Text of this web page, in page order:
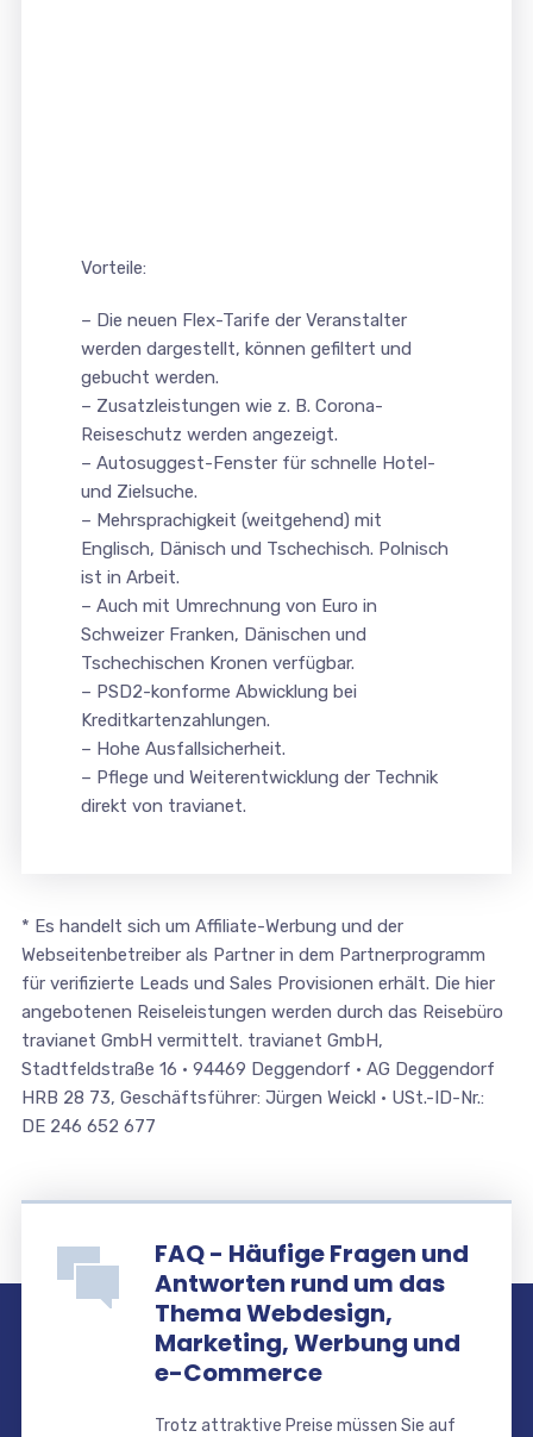
Vorteile:
– Die neuen Flex-Tarife der Veranstalter
werden dargestellt, können gefiltert und
gebucht werden.
– Zusatzleistungen wie z. B. Corona-
Reiseschutz werden angezeigt.
– Autosuggest-Fenster für schnelle Hotel-
und Zielsuche.
– Mehrsprachigkeit (weitgehend) mit
Englisch, Dänisch und Tschechisch. Polnisch
ist in Arbeit.
– Auch mit Umrechnung von Euro in
Schweizer Franken, Dänischen und
Tschechischen Kronen verfügbar.
– PSD2-konforme Abwicklung bei
Kreditkartenzahlungen.
– Hohe Ausfallsicherheit.
– Pflege und Weiterentwicklung der Technik
direkt von travianet.
* Es handelt sich um Affiliate-Werbung und der
Webseitenbetreiber als Partner in dem Partnerprogramm
für verifizierte Leads und Sales Provisionen erhält. Die hier
angebotenen Reiseleistungen werden durch das Reisebüro
travianet GmbH vermittelt. travianet GmbH,
Stadtfeldstraße 16 • 94469 Deggendorf • AG Deggendorf
HRB 28 73, Geschäftsführer: Jürgen Weickl • USt.-ID-Nr.:
DE 246 652 677
FAQ - Häufige Fragen und
Antworten rund um das
Thema Webdesign,
Marketing, Werbung und
e-Commerce
Trotz attraktive Preise müssen Sie auf